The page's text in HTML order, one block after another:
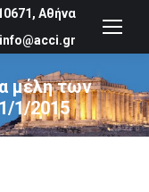
Αθήνα
info@acci.gr
μέλη των
1/2015